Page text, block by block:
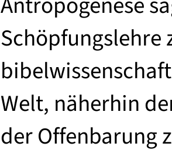
Schöpfungslehre
Welt, näherhin
der Offenbarung